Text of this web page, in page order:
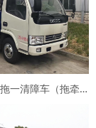
东风多利卡一拖一清障车（拖牵5吨）